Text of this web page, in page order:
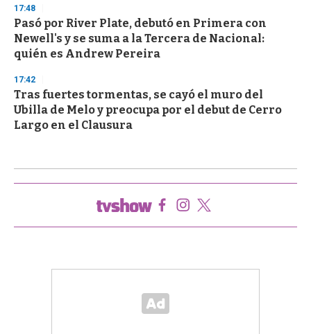
17:48
Pasó por River Plate, debutó en Primera con
Newell's y se suma a la Tercera de Nacional:
quién es Andrew Pereira
17:42
Tras fuertes tormentas, se cayó el muro del
Ubilla de Melo y preocupa por el debut de Cerro
Largo en el Clausura